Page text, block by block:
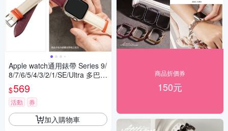
Apple watch通用錶帶 Series 9/
8/7/6/5/4/3/2/1/SE/Ultra 多巴胺
撞色風格皮革錶帶
$569
活動 券
加入購物車
商品折價券
150元